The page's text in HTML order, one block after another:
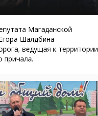
Магаданской
Шалдбина
ведущая к территории
причала.